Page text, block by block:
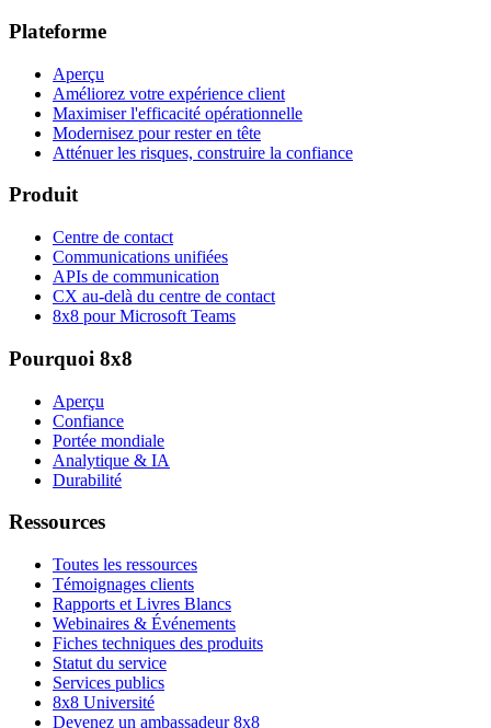
Plateforme
Aperçu
Améliorez votre expérience client
Maximiser l'efficacité opérationnelle
Modernisez pour rester en tête
Atténuer les risques, construire la confiance
Produit
Centre de contact
Communications unifiées
APIs de communication
CX au-delà du centre de contact
8x8 pour Microsoft Teams
Pourquoi 8x8
Aperçu
Confiance
Portée mondiale
Analytique & IA
Durabilité
Ressources
Toutes les ressources
Témoignages clients
Rapports et Livres Blancs
Webinaires & Événements
Fiches techniques des produits
Statut du service
Services publics
8x8 Université
Devenez un ambassadeur 8x8